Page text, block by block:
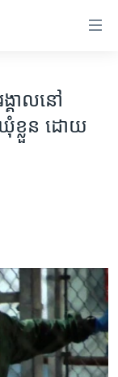
គាល​នៅ​
ឃុំ​ខ្លួន ដោយ​